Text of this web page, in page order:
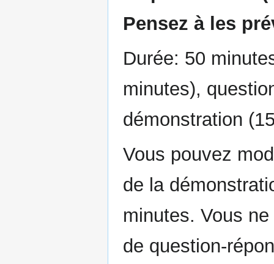
Pensez à les
Durée: 50
minutes),
démonstration
Vous pouvez
de la
minutes. Vous
de question-